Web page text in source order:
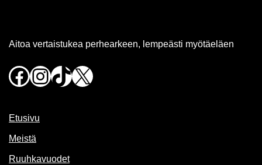
Aitoa vertaistukea perhearkeen, lempeästi myötäeläen
Facebook
Instagram
TikTok
X
Etusivu
Meistä
Ruuhkavuodet